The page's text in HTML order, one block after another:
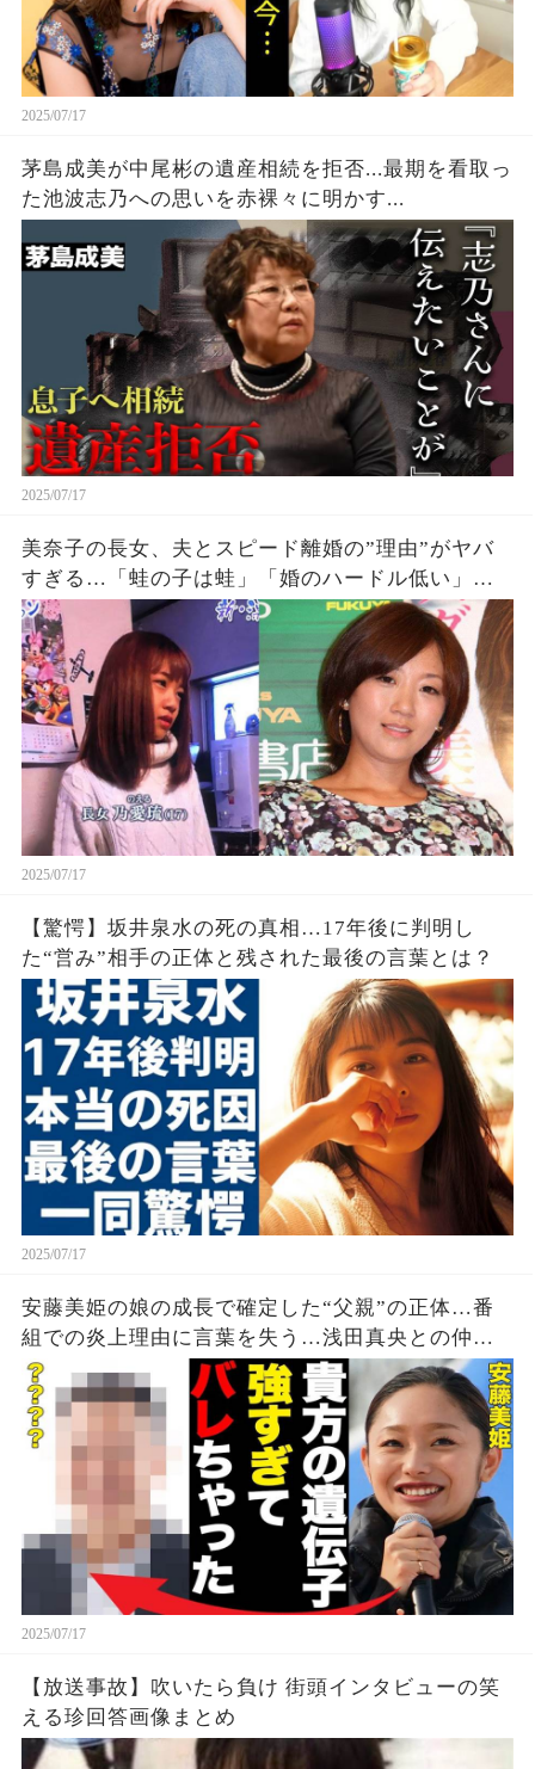
2025/07/17
茅島成美が中尾彬の遺産相続を拒否...最期を看取っ
た池波志乃への思いを赤裸々に明かす...
2025/07/17
美奈子の長女、夫とスピード離婚の”理由”がヤバ
すぎる…「蛙の子は蛙」「婚のハードル低い」
「駆け足早送り人生だな」
2025/07/17
【驚愕】坂井泉水の死の真相…17年後に判明し
た“営み”相手の正体と残された最後の言葉とは？
2025/07/17
安藤美姫の娘の成長で確定した“父親”の正体…番
組での炎上理由に言葉を失う…浅田真央との仲に
ついて語った内容に驚きを隠せない…
2025/07/17
【放送事故】吹いたら負け 街頭インタビューの笑
える珍回答画像まとめ